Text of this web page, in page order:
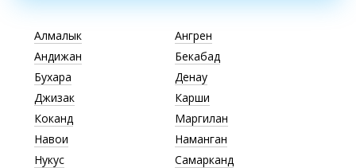
Алмалык
Ангрен
Андижан
Бекабад
Бухара
Денау
Джизак
Карши
Коканд
Маргилан
Навои
Наманган
Нукус
Самарканд